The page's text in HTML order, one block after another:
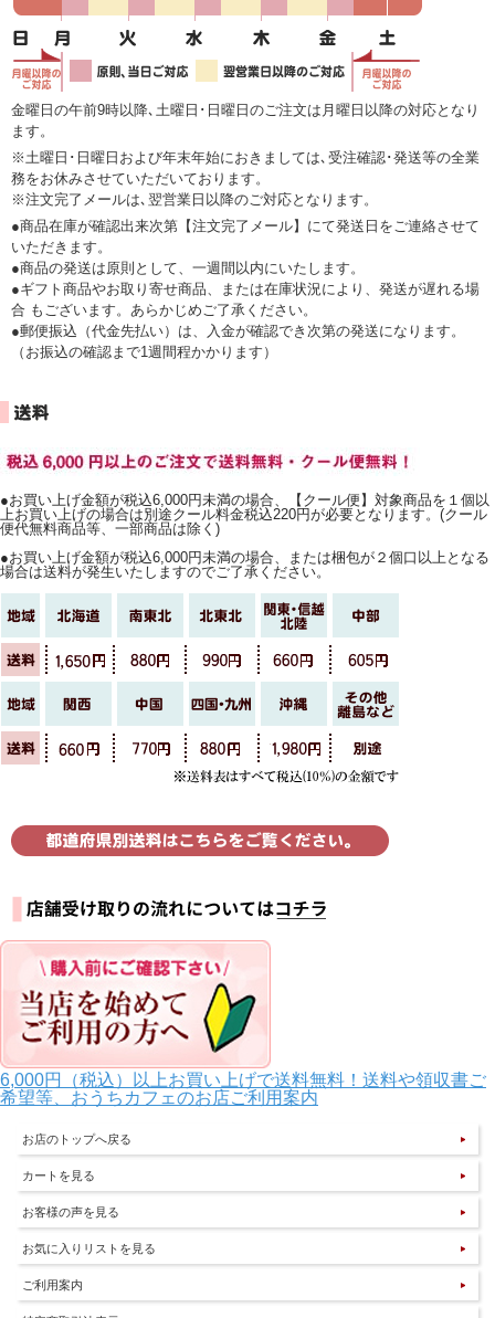
金曜日の午前9時以降､土曜日･日曜日のご注文は月曜日以降の対応となり
ます。
※土曜日･日曜日および年末年始におきましては､受注確認･発送等の全業
務をお休みさせていただいております。
※注文完了メールは､翌営業日以降のご対応となります。
●商品在庫が確認出来次第【注文完了メール】にて発送日をご連絡させて
いただきます。
●商品の発送は原則として、一週間以内にいたします。
●ギフト商品やお取り寄せ商品、または在庫状況により、発送が遅れる場
合 もございます。あらかじめご了承ください。
●郵便振込（代金先払い）は、入金が確認でき次第の発送になります。
（お振込の確認まで1週間程かかります）
●お買い上げ金額が税込6,000円未満の場合、【クール便】対象商品を１個以
上お買い上げの場合は別途クール料金税込220円が必要となります。(クール
便代無料商品等、一部商品は除く)
●お買い上げ金額が税込6,000円未満の場合、または梱包が２個口以上となる
場合は送料が発生いたしますのでご了承ください。
6,000円（税込）以上お買い上げで送料無料！送料や領収書ご
希望等、おうちカフェのお店ご利用案内
お店のトップへ戻る
カートを見る
お客様の声を見る
お気に入りリストを見る
ご利用案内